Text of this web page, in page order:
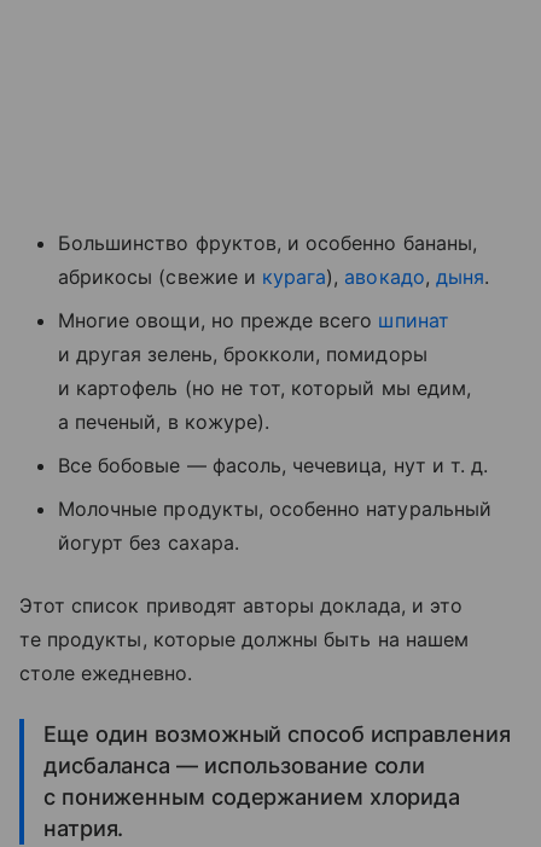
Большинство фруктов, и особенно бананы,
абрикосы (свежие и курага), авокадо, дыня.
Многие овощи, но прежде всего шпинат
и другая зелень, брокколи, помидоры
и картофель (но не тот, который мы едим,
а печеный, в кожуре).
Все бобовые — фасоль, чечевица, нут и т. д.
Молочные продукты, особенно натуральный
йогурт без сахара.
Этот список приводят авторы доклада, и это
те продукты, которые должны быть на нашем
столе ежедневно.
Еще один возможный способ исправления
дисбаланса — использование соли
с пониженным содержанием хлорида
натрия.